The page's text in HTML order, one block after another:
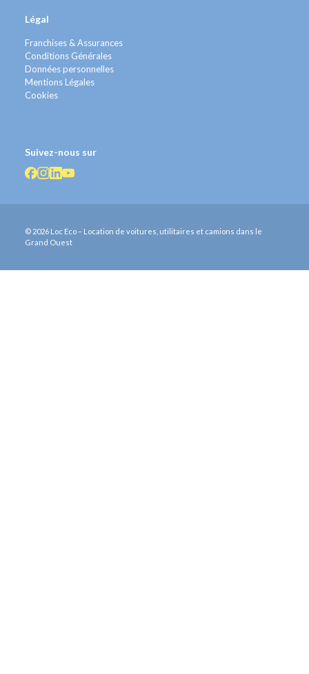
Légal
Franchises & Assurances
Conditions Générales
Données personnelles
Mentions Légales
Cookies
Suivez-nous sur
© 2026 Loc Eco – Location de voitures, utilitaires et camions dans le
Grand Ouest